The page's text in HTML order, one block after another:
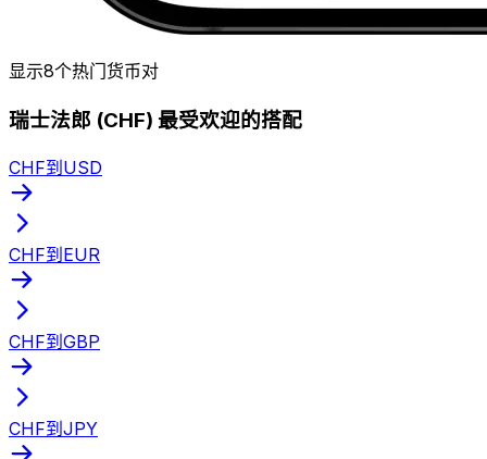
显示8个热门货币对
瑞士法郎 (CHF) 最受欢迎的搭配
CHF到USD
CHF到EUR
CHF到GBP
CHF到JPY